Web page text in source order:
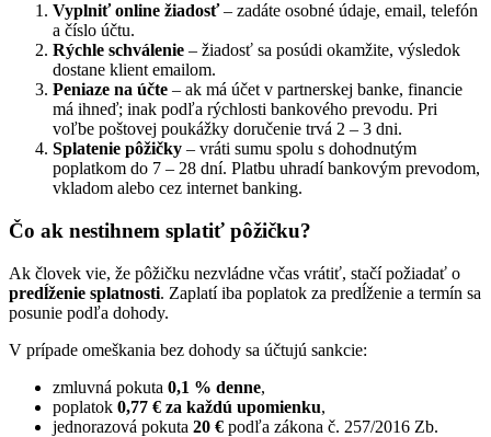
Vyplniť online žiadosť– zadáte osobné údaje, email, telefón
a číslo účtu.
Rýchle schválenie – žiadosť sa posúdi okamžite, výsledok
dostane klient emailom.
Peniaze na účte – ak má účet v partnerskej banke, financie
má ihneď; inak podľa rýchlosti bankového prevodu. Pri
voľbe poštovej poukážky doručenie trvá 2 – 3 dni.
Splatenie pôžičky – vráti sumu spolu s dohodnutým
poplatkom do 7 – 28 dní. Platbu uhradí bankovým prevodom,
vkladom alebo cez internet banking.
Čo ak nestihnem splatiť pôžičku?
Ak človek vie, že pôžičku nezvládne včas vrátiť, stačí požiadať o
predĺženie splatnosti. Zaplatí iba poplatok za predĺženie a termín sa
posunie podľa dohody.
V prípade omeškania bez dohody sa účtujú sankcie:
zmluvná pokuta 0,1 % denne,
poplatok 0,77 € za každú upomienku,
jednorazová pokuta 20 € podľa zákona č. 257/2016 Zb.